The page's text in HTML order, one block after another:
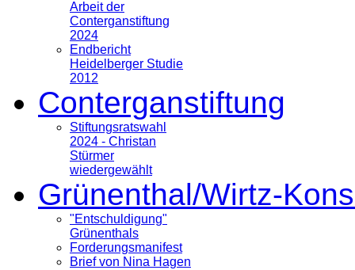
Arbeit der
Conterganstiftung
2024
Endbericht
Heidelberger Studie
2012
Conterganstiftung
Stiftungsratswahl
2024 - Christan
Stürmer
wiedergewählt
Grünenthal/Wirtz-
"Entschuldigung"
Grünenthals
Forderungsmanifest
Brief von Nina Hagen